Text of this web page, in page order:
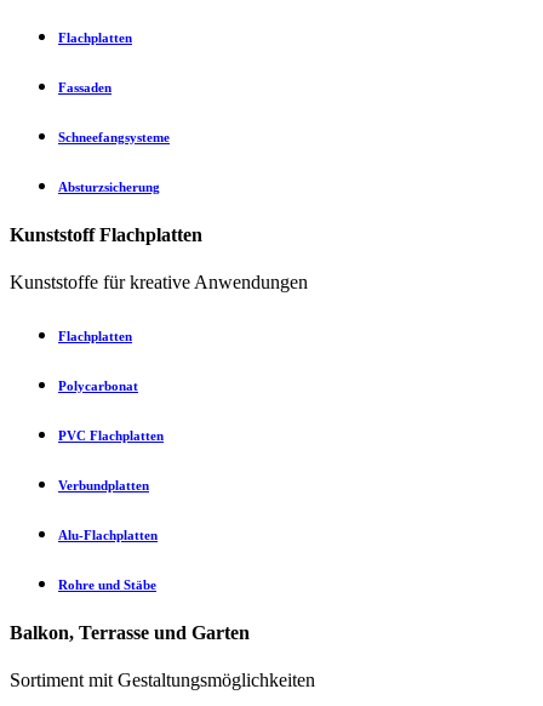
Flachplatten
Fassaden
Schneefangsysteme
Absturzsicherung
Kunststoff Flachplatten
Kunststoffe für kreative Anwendungen
Flachplatten
Polycarbonat
PVC Flachplatten
Verbundplatten
Alu-Flachplatten
Rohre und Stäbe
Balkon, Terrasse und Garten
Sortiment mit Gestaltungsmöglichkeiten